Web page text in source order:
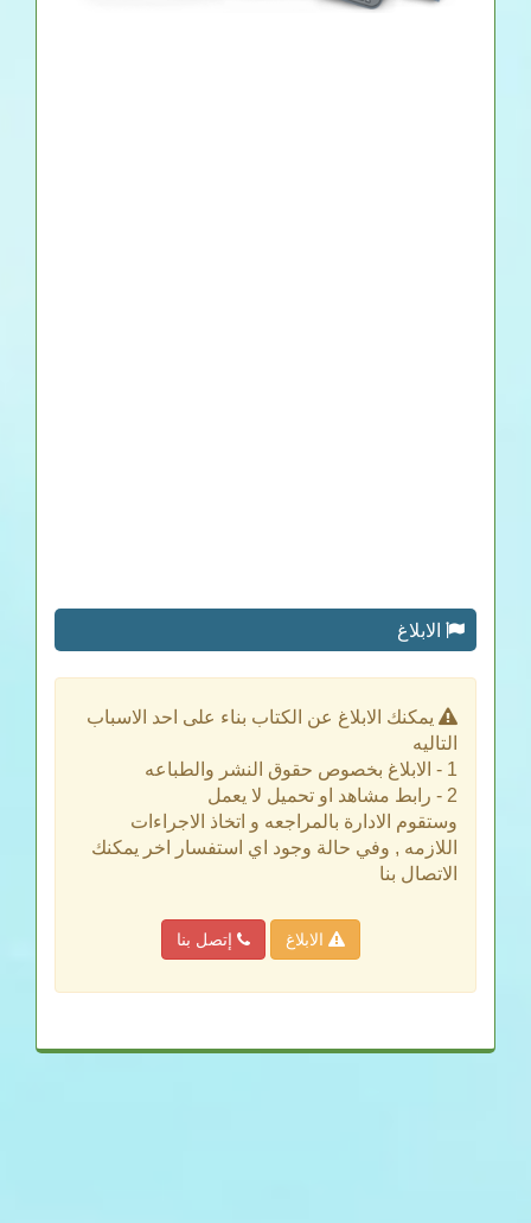
الابلاغ
يمكنك الابلاغ عن الكتاب بناء على احد الاسباب
التاليه
1 - الابلاغ بخصوص حقوق النشر والطباعه
2 - رابط مشاهد او تحميل لا يعمل
وستقوم الادارة بالمراجعه و اتخاذ الاجراءات
اللازمه , وفي حالة وجود اي استفسار اخر يمكنك
الاتصال بنا
الابلاغ إتصل بنا